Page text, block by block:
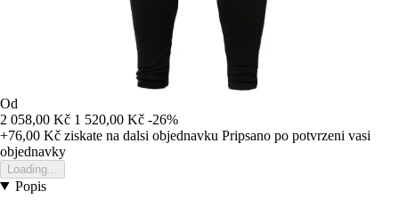
Od
2 058,00 Kč 1 520,00 Kč -26%
+76,00 Kč ziskate na dalsi objednavku Pripsano po potvrzeni vasi
objednavky
Loading...
Popis